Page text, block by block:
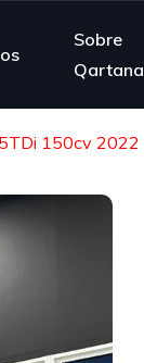
Sobre
Qartana
150cv 2022